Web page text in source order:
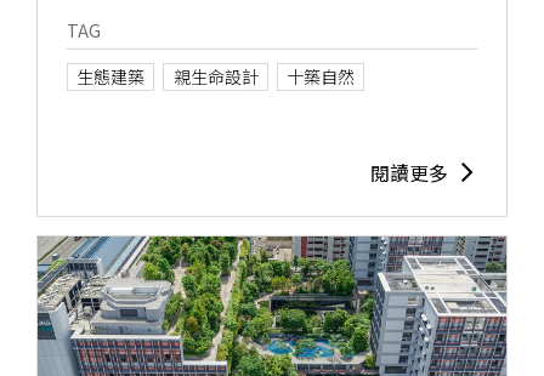
TAG
生態建築
親生命設計 十築自然
閱讀更多